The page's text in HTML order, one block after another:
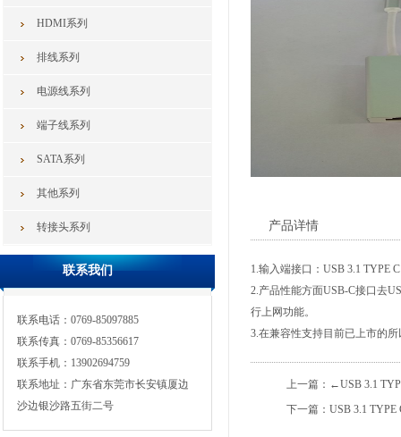
HDMI系列
排线系列
电源线系列
端子线系列
SATA系列
其他系列
转接头系列
联系我们
联系电话：0769-85097885
联系传真：0769-85356617
联系手机：13902694759
联系地址：广东省东莞市长安镇厦边
沙边银沙路五街二号
产品详情
1.输入端接口：USB 3.1 TYPE
2.产品性能方面USB-C接口去
行上网功能。
3.在兼容性支持目前已上市的
上一篇： ←USB 3.1
下一篇： USB 3.1